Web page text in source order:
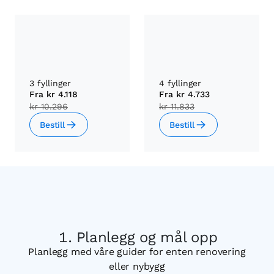
3 fyllinger
Fra kr 4.118
kr 10.296
Bestill
4 fyllinger
Fra kr 4.733
kr 11.833
Bestill
Planlegg og mål opp
Planlegg med våre guider for enten renovering
eller nybygg